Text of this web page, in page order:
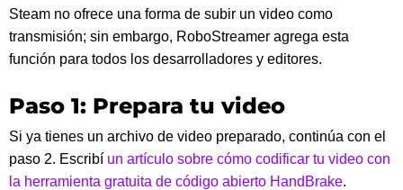
Steam no ofrece una forma de subir un video como
transmisión; sin embargo, RoboStreamer agrega esta
función para todos los desarrolladores y editores.
Paso 1: Prepara tu video
Si ya tienes un archivo de video preparado, continúa con el
paso 2. Escribí un artículo sobre cómo codificar tu video con
la herramienta gratuita de código abierto HandBrake.